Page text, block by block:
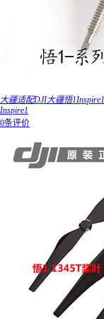
大疆适配DJI大疆悟
Inspire1
0条评价